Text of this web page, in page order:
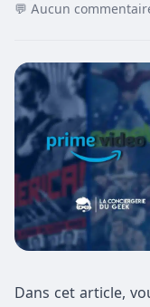
💬 Aucun
Dans cet article,